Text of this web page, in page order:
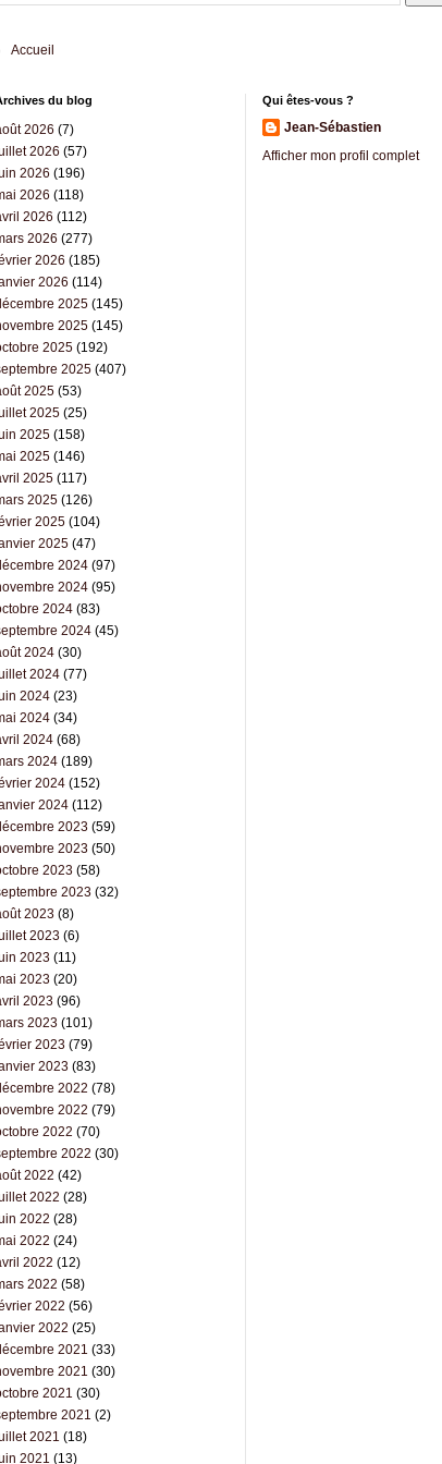
Accueil
du blog
2026 (7)
2026 (57)
2026 (196)
2026 (118)
2026 (112)
2026 (277)
2026 (185)
2026 (114)
2025(145)
2025(145)
2025(192)
2025(407)
2025(53)
2025(25)
2025(158)
2025(146)
2025(117)
2025(126)
2025(104)
2025(47)
2024(97)
2024(95)
2024(83)
2024(45)
2024(30)
2024(77)
2024(23)
2024(34)
2024(68)
2024(189)
2024(152)
2024(112)
2023(59)
2023(50)
2023(58)
2023(32)
2023(8)
2023(6)
2023(11)
2023(20)
2023(96)
2023(101)
2023(79)
2023(83)
2022 (78)
2022 (79)
2022 (70)
2022 (30)
2022 (42)
2022 (28)
2022 (28)
2022 (24)
2022 (12)
2022 (58)
2022 (56)
2022 (25)
2021 (33)
2021 (30)
2021 (30)
2021 (2)
2021 (18)
2021 (13)
Qui êtes-vous ?
Jean-Sébastien
Afficher mon profil complet